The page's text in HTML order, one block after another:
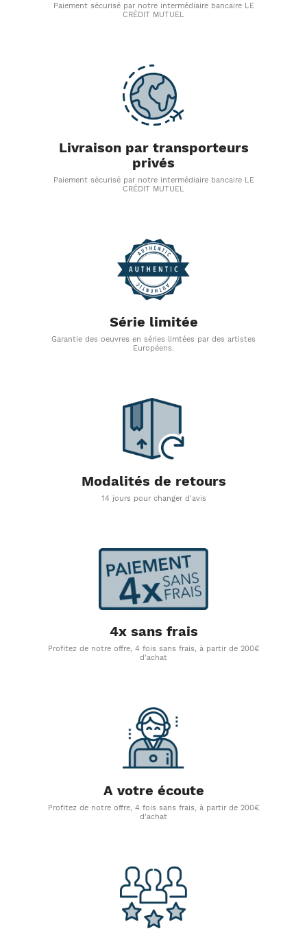
Paiement sécurisé par notre intermédiaire bancaire LE
CRÉDIT MUTUEL
Livraison par transporteurs
privés
Paiement sécurisé par notre intermédiaire bancaire LE
CRÉDIT MUTUEL
Série limitée
Garantie des oeuvres en séries limtées par des artistes
Européens.
Modalités de retours
14 jours pour changer d'avis
4x sans frais
Profitez de notre offre, 4 fois sans frais, à partir de 200€
d'achat
A votre écoute
Profitez de notre offre, 4 fois sans frais, à partir de 200€
d'achat